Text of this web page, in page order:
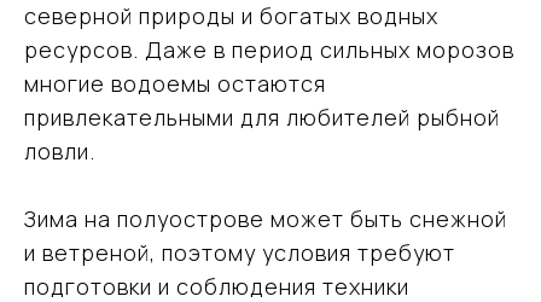
северной природы и богатых водных
ресурсов. Даже в период сильных морозов
многие водоемы остаются
привлекательными для любителей рыбной
ловли.
Зима на полуострове может быть снежной
и ветреной, поэтому условия требуют
подготовки и соблюдения техники